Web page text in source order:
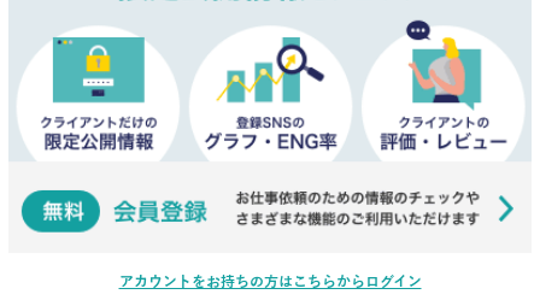
アカウントをお持ちの方はこちらからログイン